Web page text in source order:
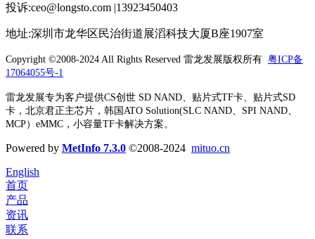
投诉:ceo@longsto.com |13923450403
地址:深圳市龙华区民治街道展滔科技大厦B座1907室
Copyright ©2008-2024 All Rights Reserved 雷龙发展版权所有 粤ICP备
17064055号-1
雷龙发展专为客户提供CS创世 SD NAND、贴片式TF卡、贴片式SD
卡，北京君正主芯片，韩国ATO Solution(SLC NAND、SPI NAND、
MCP）eMMC，小容量TF卡解决方案。
Powered by MetInfo 7.3.0 ©2008-2024 mituo.cn
English
首页
产品
资讯
联系